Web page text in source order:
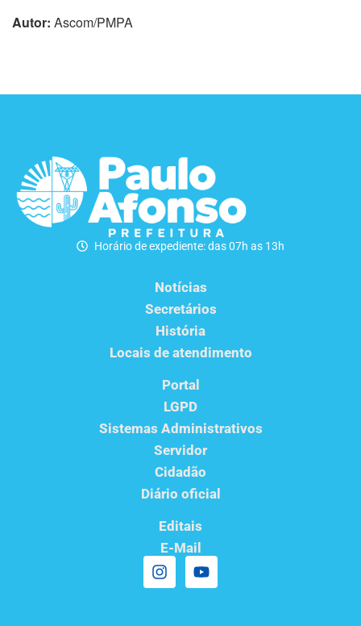
Autor: Ascom/PMPA
Horário de expediente: das 07h as 13h
Notícias
Secretários
História
Locais de atendimento
Portal
LGPD
Sistemas Administrativos
Servidor
Cidadão
Diário oficial
Editais
E-Mail